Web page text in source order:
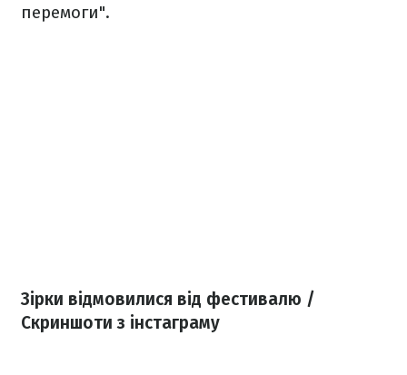
перемоги".
Зірки відмовилися від фестивалю /
Скриншоти з інстаграму